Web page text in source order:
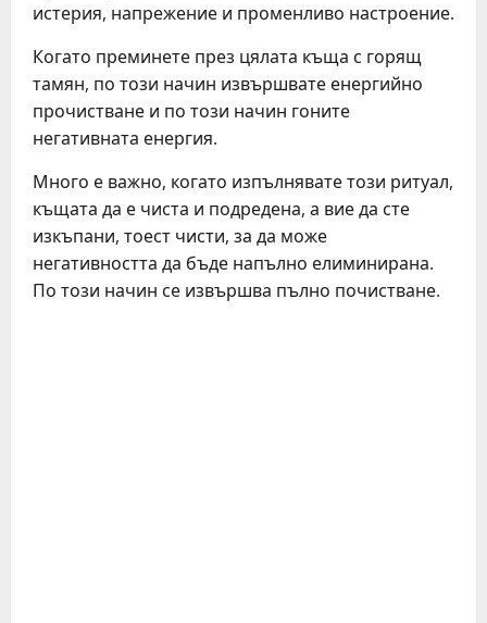
истерия, напрежение и променливо настроение.
Когато преминете през цялата къща с горящ
тамян, по този начин извършвате енергийно
прочистване и по този начин гоните
негативната енергия.
Много е важно, когато изпълнявате този ритуал,
къщата да е чиста и подредена, а вие да сте
изкъпани, тоест чисти, за да може
негативността да бъде напълно елиминирана.
По този начин се извършва пълно почистване.